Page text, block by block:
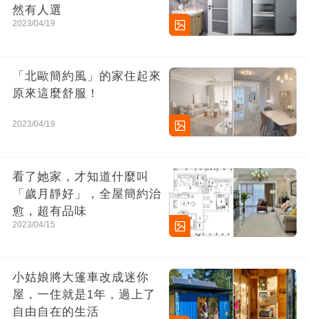
然有人選
2023/04/19
「北歐簡約風」的家住起來
原來這麼舒服！
2023/04/19
看了她家，才知道什麼叫
「歲月靜好」，全屋簡約治
愈，超有品味
2023/04/15
小姑娘將大篷車改成迷你
屋，一住就是1年，過上了
自由自在的生活